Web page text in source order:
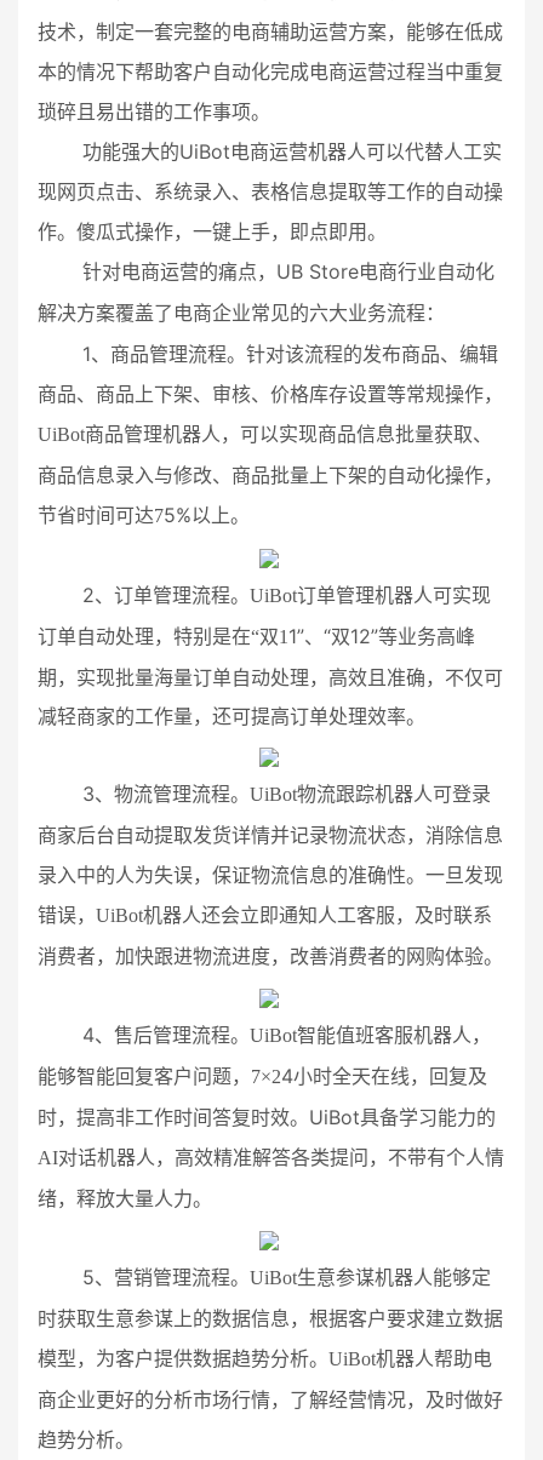
技术，制定一套完整的电商辅助运营方案，能够在低成
本的情况下帮助客户自动化完成电商运营过程当中重复
琐碎且易出错的工作事项。
功能强大的UiBot电商运营机器人可以代替人工实
现网页点击、系统录入、表格信息提取等工作的自动操
作。傻瓜式操作，一键上手，即点即用。
针对电商运营的痛点， UB Store电商行业自动化
解决方案覆盖了电商企业常见的六大业务流程：
1、商品管理流程。针对该流程的发布商品、编辑
商品、商品上下架、审核、价格库存设置等常规操作，
UiBot商品管理机器人，可以实现商品信息批量获取、
商品信息录入与修改、商品批量上下架的自动化操作，
节省时间可达75%以上。
2、订单管理流程。 UiBot订单管理机器人可实现
订单自动处理，特别是在“双1 1”、“双12”等业务高峰
期，实现批量海量订单自动处理，高效且准确，不仅可
减轻商家的工作量，还可提高订单处理效率。
3、物流管理流程。 UiBot物流跟踪机器人可登录
商家后台自动提取发货详情并记录物流状态，消除信息
录入中的人为失误，保证物流信息的准确性。一旦发现
错误， UiBot机器人还会立即通知人工客服，及时联系
消费者，加快跟进物流进度，改善消费者的网购体验。
4、售后管理流程。 UiBot智能值班客服机器人，
能够智能回复客户问题， 7×24小时全天在线，回复及
时，提高非工作时间答复时效。 UiBot具备学习能力的
AI对话机器人，高效精准解答各类提问，不带有个人情
绪，释放大量人力。
5、营销管理流程。 UiBot生意参谋机器人能够定
时获取生意参谋上的数据信息，根据客户要求建立数据
模型，为客户提供数据趋势分析。 UiBot机器人帮助电
商企业更好的分析市场行情，了解经营情况，及时做好
趋势分析。